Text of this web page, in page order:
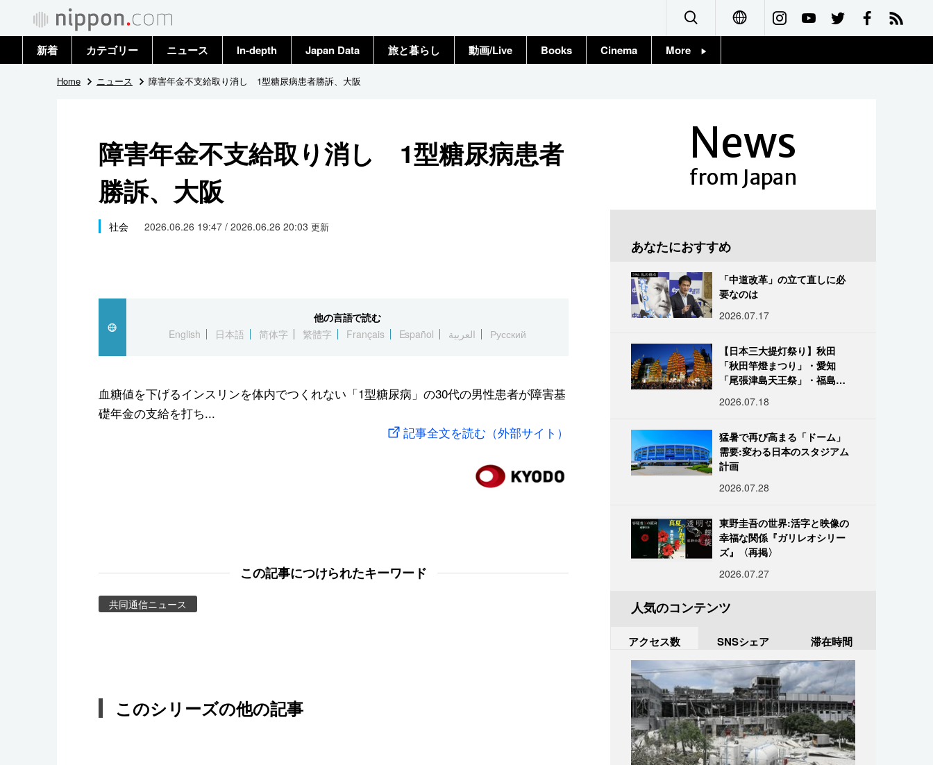
Français
新着 カテゴリー
政治・外交
国際
社会
文化
スポーツ・東京2020
ニュース
トップ
In-depth Japan Data 旅と暮らし 動画/Live Books Cinema More
Home ニュース 障害年金不支給取り消し 1型糖尿病患者勝訴、大阪
障害年金不支給取り消し 1型糖尿病患者
勝訴、大阪
社会 2026.06.26 19:47 / 2026.06.26 20:03 更新
他の言語で読む
English
日本語 简体字 繁體字 Français Español العربية Русский
血糖値を下げるインスリンを体内でつくれない「1型糖尿病」の30代の男性患者が障害基
礎年金の支給を打ち...
記事全文を読む（外部サイト）
この記事につけられたキーワード
共同通信ニュース
このシリーズの他の記事
News
from Japan
あなたにおすすめ
「中道改革」の立て直しに必
要なのは
2026.07.17
【日本三大提灯祭り】秋田
「秋田竿燈まつり」・愛知
「尾張津島天王祭」・福島
だしい灯火が夜空を照らす光
2026.07.18
猛暑で再び高まる「ドーム」
需要:変わる日本のスタジアム
計画
2026.07.28
東野圭吾の世界:活字と映像の
幸福な関係『ガリレオシリー
ズ』〈再掲〉
2026.07.27
人気のコンテンツ
アクセス数 SNSシェア 滞在時間